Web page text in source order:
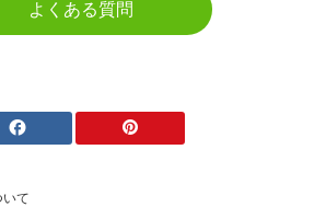
よくある質問
て